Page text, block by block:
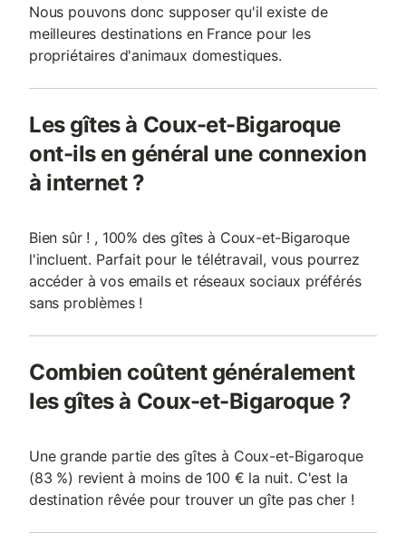
Nous pouvons donc supposer qu'il existe de
meilleures destinations en France pour les
propriétaires d'animaux domestiques.
Les gîtes à Coux-et-Bigaroque
ont-ils en général une connexion
à internet ?
Bien sûr ! , 100% des gîtes à Coux-et-Bigaroque
l'incluent. Parfait pour le télétravail, vous pourrez
accéder à vos emails et réseaux sociaux préférés
sans problèmes !
Combien coûtent généralement
les gîtes à Coux-et-Bigaroque ?
Une grande partie des gîtes à Coux-et-Bigaroque
(83 %) revient à moins de 100 € la nuit. C'est la
destination rêvée pour trouver un gîte pas cher !